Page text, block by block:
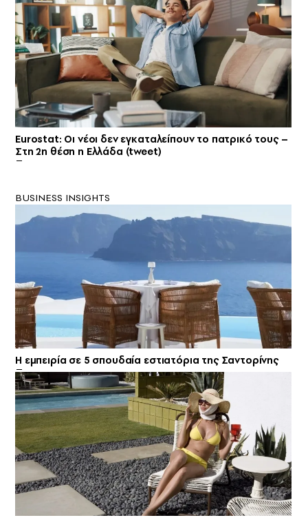
Eurostat: Οι νέοι δεν εγκαταλείπουν το πατρικό τους –
Στη 2η θέση η Ελλάδα (tweet)
BUSINESS INSIGHTS
Η εμπειρία σε 5 σπουδαία εστιατόρια της Σαντορίνης